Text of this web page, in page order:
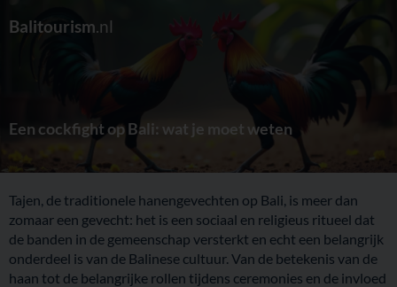
Balitourism.nl
Een cockfight op Bali: wat je moet weten
Tajen, de traditionele hanengevechten op Bali, is meer dan
zomaar een gevecht: het is een sociaal en religieus ritueel dat
de banden in de gemeenschap versterkt en echt een belangrijk
onderdeel is van de Balinese cultuur. Van de betekenis van de
haan tot de belangrijke rollen tijdens ceremonies en de invloed